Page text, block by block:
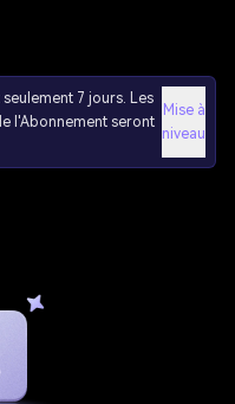
7 jours. Les
l'Abonnement seront
Mise à
niveau